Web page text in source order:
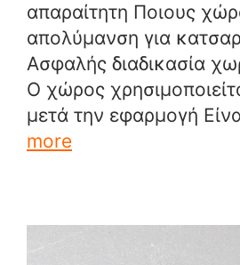
απαραίτητη Ποιους
απολύμανση για
Ασφαλής διαδικασία
Ο χώρος
μετά την εφαρμογή
more